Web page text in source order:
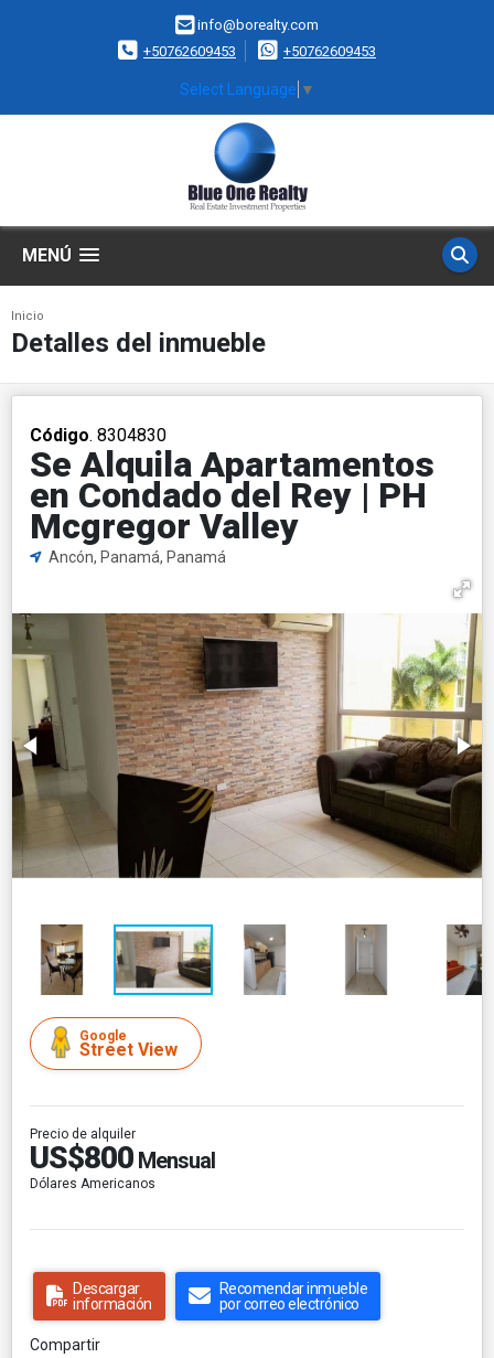
info@borealty.com
+50762609453
+50762609453
Select Language ▼
MENÚ
Inicio
Detalles del inmueble
Código. 8304830
Se Alquila Apartamentos
en Condado del Rey | PH
Mcgregor Valley
Ancón, Panamá, Panamá
Google
Street View
Precio de alquiler
US$800 Mensual
Dólares Americanos
Descargar
información
Recomendar inmueble
por correo electrónico
Compartir